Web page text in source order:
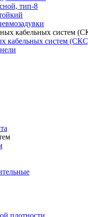
тип-8
кабельных систем
плотности